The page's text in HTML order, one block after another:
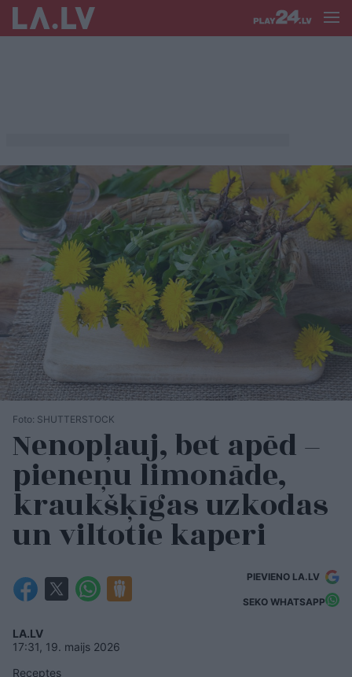
Foto: SHUTTERSTOCK
Nenopļauj, bet apēd –
pieneņu limonāde,
kraukšķīgas uzkodas
un viltotie kaperi
PIEVIENO LA.LV
SEKO WHATSAPP
LA.LV
17:31, 19. maijs 2026
Receptes